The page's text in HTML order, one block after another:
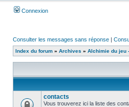
Connexion
Consulter les messages sans réponse |
Index du forum » Archives » Alchimie du jeu
contacts
Vous trouverez ici la liste des